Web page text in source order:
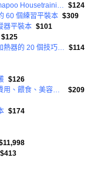
$124
60 個練習平裝本 $309
器平裝本 $101
$125
$114
$126
$209
$174
$413